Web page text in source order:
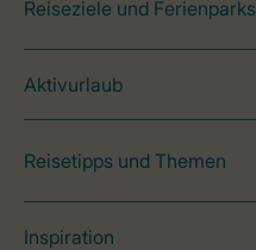
Reiseziele und Ferienparks
Aktivurlaub
Reisetipps und Themen
Inspiration